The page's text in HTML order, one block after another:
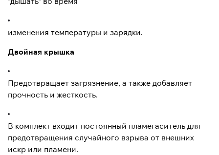
изменения температуры и зарядки.
Двойная крышка
Предотвращает загрязнение, а также добавляет
прочность и жесткость.
В комплект входит постоянный пламегаситель для
предотвращения случайного взрыва от внешних
искр или пламени.